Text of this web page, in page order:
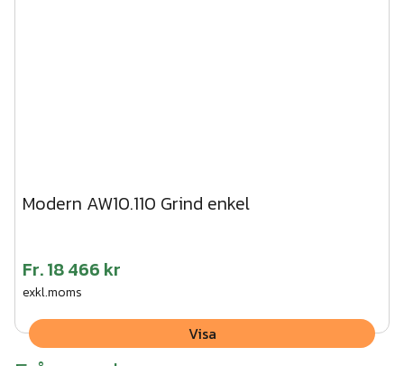
Modern AW10.110 Grind enkel
Fr.18 466 kr
exkl.moms
Visa